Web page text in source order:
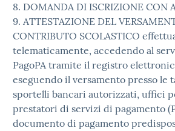
8. DOMANDA DI ISCRIZIONE CON
9. ATTESTAZIONE DEL
CONTRIBUTO SCOLASTICO
telematicamente, accedendo al
PagoPA tramite il registro
eseguendo il versamento presso le
sportelli bancari autorizzati, uffici
prestatori di servizi di pagamento
documento di pagamento